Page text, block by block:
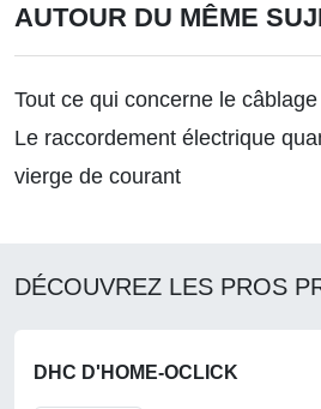
AUTOUR DU MÊME
Tout ce qui concerne le
Le raccordement électrique
vierge de courant
DÉCOUVREZ LES PROS
DHC D'HOME-OCLICK